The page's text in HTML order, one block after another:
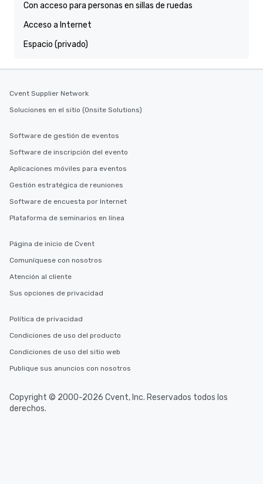
Con acceso para personas en sillas de ruedas
Acceso a Internet
Espacio (privado)
Cvent Supplier Network
Soluciones en el sitio (Onsite Solutions)
Software de gestión de eventos
Software de inscripción del evento
Aplicaciones móviles para eventos
Gestión estratégica de reuniones
Software de encuesta por Internet
Plataforma de seminarios en línea
Página de inicio de Cvent
Comuníquese con nosotros
Atención al cliente
Sus opciones de privacidad
Política de privacidad
Condiciones de uso del producto
Condiciones de uso del sitio web
Publique sus anuncios con nosotros
Copyright © 2000-2026 Cvent, Inc. Reservados todos los
derechos.